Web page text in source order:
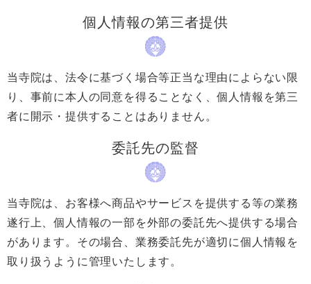
個人情報の第三者提供
当寺院は、法令に基づく場合等正当な理由によらない限
り、事前に本人の同意を得ることなく、個人情報を第三
者に開示・提供することはありません。
委託先の監督
当寺院は、お客様へ商品やサービスを提供する等の業務
遂行上、個人情報の一部を外部の委託先へ提供する場合
があります。その場合、業務委託先が適切に個人情報を
取り扱うように管理いたします。